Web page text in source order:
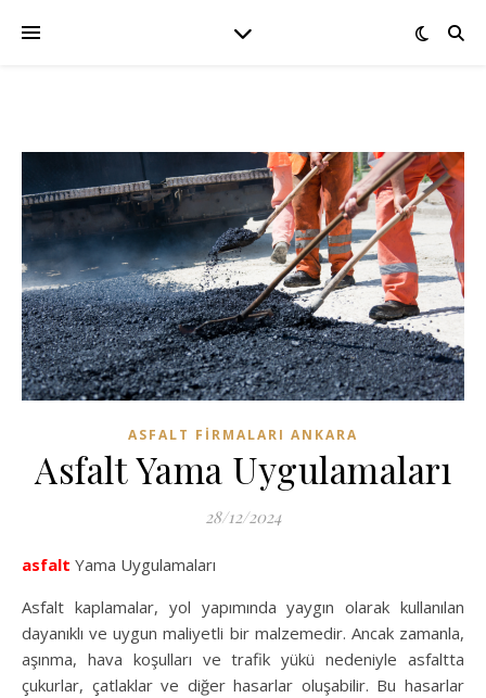
ASFALT FIRMALARI ANKARA
Asfalt Yama Uygulamaları
28/12/2024
asfalt Yama Uygulamaları
Asfalt kaplamalar, yol yapımında yaygın olarak kullanılan
dayanıklı ve uygun maliyetli bir malzemedir. Ancak zamanla,
aşınma, hava koşulları ve trafik yükü nedeniyle asfaltta
çukurlar, çatlaklar ve diğer hasarlar oluşabilir. Bu hasarlar